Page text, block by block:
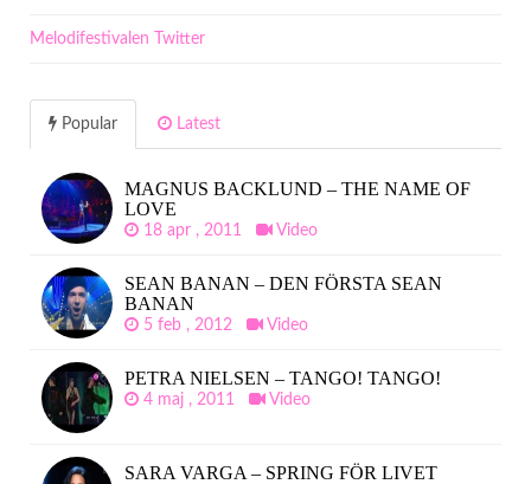
Melodifestivalen Twitter
Popular Latest
MAGNUS BACKLUND – THE NAME OF
LOVE
18 apr , 2011 Video
SEAN BANAN – DEN FÖRSTA SEAN
BANAN
5 feb , 2012 Video
PETRA NIELSEN – TANGO! TANGO!
4 maj , 2011 Video
SARA VARGA – SPRING FÖR LIVET